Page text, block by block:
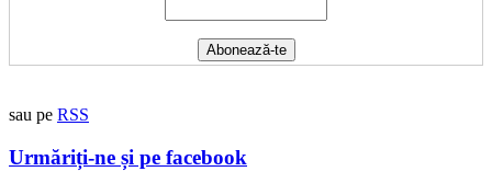
sau pe RSS
Urmăriți-ne și pe facebook